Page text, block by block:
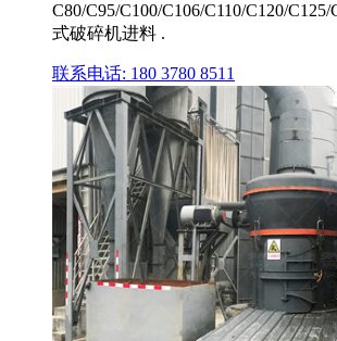
C80/C95/C100/C106/C110/C120/
式破碎机进料 .
联系电话: 180 3780 8511